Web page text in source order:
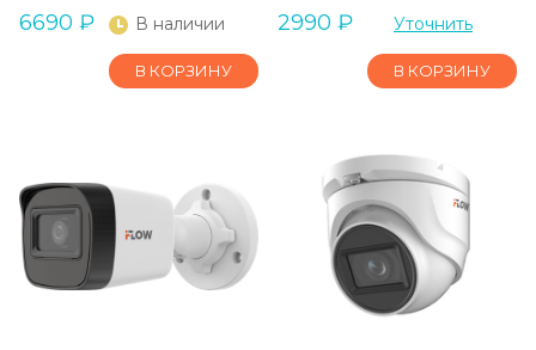
6690 ₽ В наличии
В КОРЗИНУ
2990 ₽ Уточнить
В КОРЗИНУ